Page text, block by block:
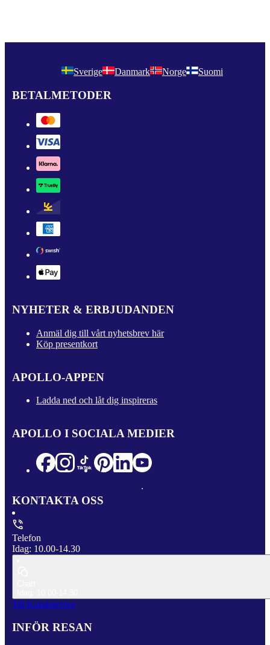
Sverige Danmark Norge Suomi
BETALMETODER
NYHETER & ERBJUDANDEN
Anmäl dig till vårt nyhetsbrev här
Köp presentkort
APOLLO-APPEN
Ladda ned och låt dig inspireras
APOLLO I SOCIALA MEDIER
KONTAKTA OSS
Telefon
Idag: 10.00-14.30
Till Kundservice
INFÖR RESAN